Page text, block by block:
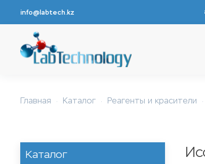
info@labtech.kz
Главная Каталог Реагенты и красители
Каталог